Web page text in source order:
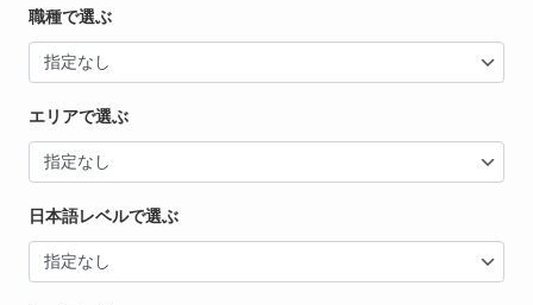
職種で選ぶ
エリアで選ぶ
日本語レベルで選ぶ